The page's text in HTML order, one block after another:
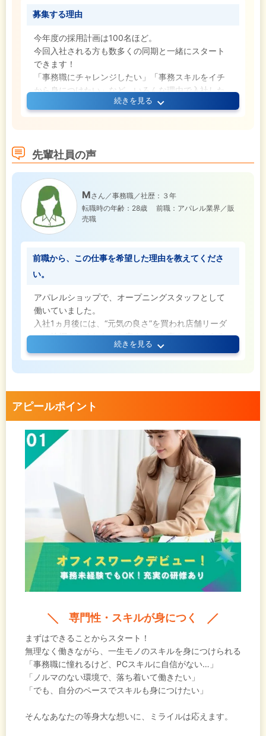
募集する理由
今年度の採用計画は100名ほど。
今回入社される方も数多くの同期と一緒にスタート
できます！
「事務職にチャレンジしたい」「事務スキルをイチ
から身につけたい」など、いろんな理由で入社した
続きを見る
先輩社員の声
Mさん／事務職／社歴：３年
転職時の年齢：28歳
前職：アパレル業界／販
売職
前職から、この仕事を希望した理由を教えてくださ
い。
アパレルショップで、オープニングスタッフとして
働いていました。
入社1ヵ月後には、“元気の良さ”を買われ店舗リーダ
ーに抜擢されました。お客さまにも喜んでもらえる
ことが多くなり、仕事の面白さを実感し始めていま
した。ただ、お店の業績が落ち込んできてしまっ
て。慣れないアルバイトスタッフの教育や、今まで
りが増え、憂鬱な毎日を過ごすようになってしまい
ました。
接客の仕事は好きですし、自分に合っていると思い
これまで続けてきましたが、イベントやセール時な
どは帰宅が深夜になる日もあり、体力的な不安を感
じ始めました。また、発注や売上報告などでパソコ
ンに触れることが増えたことをきっかけに、次はオ
フィスワークの仕事をしてみたいと漠然と考え始め
ました。
続きを見る
アピールポイント
専門性・スキルが身につく
まずはできることからスタート！
無理なく働きながら、一生モノのスキルを身につけられる
「事務職に憧れるけど、PCスキルに自信がない…」
「ノルマのない環境で、落ち着いて働きたい」
「でも、自分のペースでスキルも身につけたい」
そんなあなたの等身大な想いに、ミライルは応えます。